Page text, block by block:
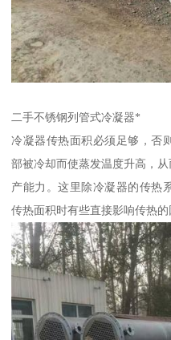
二手不锈钢列管式冷凝器*
冷凝器传热面积必须足够，否
部被冷却而使蒸发温度升高，从
产能力。这里除冷凝器的传热
传热面积时有些直接影响传热的